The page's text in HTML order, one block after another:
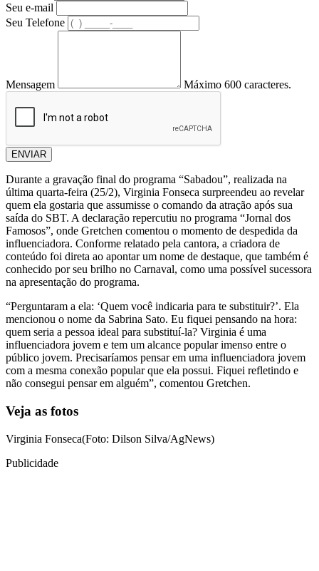
Seu e-mail
Seu Telefone
Mensagem Máximo 600 caracteres.
ENVIAR
Durante a gravação final do programa “Sabadou”, realizada na
última quarta-feira (25/2), Virginia Fonseca surpreendeu ao revelar
quem ela gostaria que assumisse o comando da atração após sua
saída do SBT. A declaração repercutiu no programa “Jornal dos
Famosos”, onde Gretchen comentou o momento de despedida da
influenciadora. Conforme relatado pela cantora, a criadora de
conteúdo foi direta ao apontar um nome de destaque, que também é
conhecido por seu brilho no Carnaval, como uma possível sucessora
na apresentação do programa.
“Perguntaram a ela: ‘Quem você indicaria para te substituir?’. Ela
mencionou o nome da Sabrina Sato. Eu fiquei pensando na hora:
quem seria a pessoa ideal para substituí-la? Virginia é uma
influenciadora jovem e tem um alcance popular imenso entre o
público jovem. Precisaríamos pensar em uma influenciadora jovem
com a mesma conexão popular que ela possui. Fiquei refletindo e
não consegui pensar em alguém”, comentou Gretchen.
Veja as fotos
Virginia Fonseca(Foto: Dilson Silva/AgNews)
Publicidade